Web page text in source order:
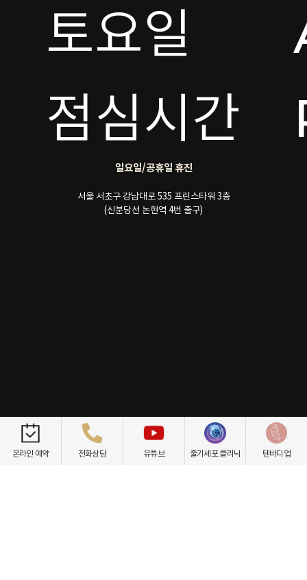
토요일
점심시간
일요일/공휴일 휴진
서울 서초구 강남대로 535 프린스타워 3층
(신분당선 논현역 4번 출구)
개인정보취급방침 이용약관 환자권리장전 비급여항목
온라인 예약 전화상담 유튜브 줄기세포 클리닉 텐바디업